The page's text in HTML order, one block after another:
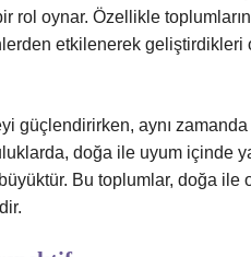
rol oynar. Özellikle
etkilenerek
güçlendirirken, aynı
doğa ile uyum içinde
Bu toplumlar, doğa